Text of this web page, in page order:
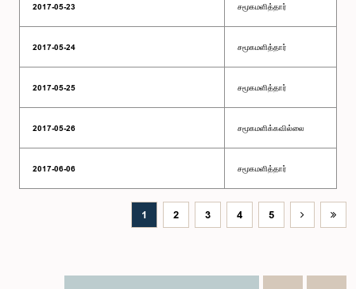
2017-05-23 சமூகமளித்தார்
2017-05-24 சமூகமளித்தார்
2017-05-25 சமூகமளித்தார்
2017-05-26 சமூகமளிக்கவில்லை
2017-06-06 சமூகமளித்தார்
1 2 3 4 5